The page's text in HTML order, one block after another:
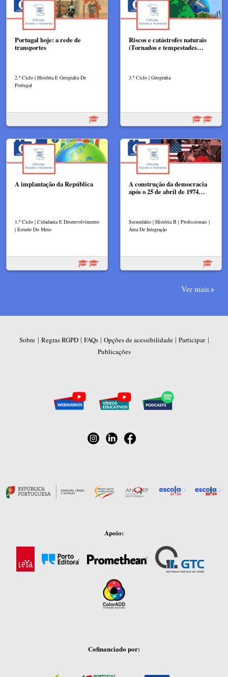
Portugal hoje: a rede de
transportes
2.º Ciclo | História E Geografia De
Portugal
Riscos e catástrofes naturais
(Tornados e tempestades…
3.º Ciclo | Geografia
A implantação da República
1.º Ciclo | Cidadania E Desenvolvimento
| Estudo Do Meio
A construção da democracia
após o 25 de abril de 1974…
Secundário | História B | Profissionais |
Área De Integração
Ver mais
Sobre | Regras RGPD| FAQs| Opções de acessibilidade| Participar|
Publicações
Apoio:
Cofinanciado por: